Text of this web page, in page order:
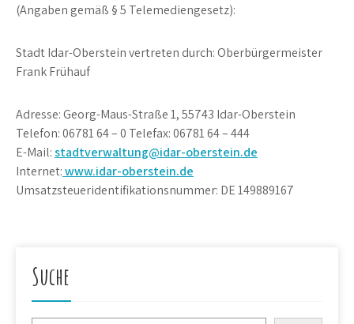
(Angaben gemäß § 5 Telemediengesetz):
Stadt Idar-Oberstein vertreten durch: Oberbürgermeister
Frank Frühauf
Adresse: Georg-Maus-Straße 1, 55743 Idar-Oberstein
Telefon: 06781 64 – 0 Telefax: 06781 64 – 444
E-Mail:stadtverwaltung@idar-oberstein.de
Internet:www.idar-oberstein.de
Umsatzsteueridentifikationsnummer: DE 149889167
Suche